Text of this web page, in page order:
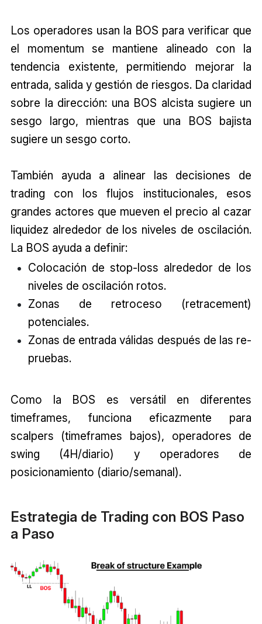
Los operadores usan la BOS para verificar que
el momentum se mantiene alineado con la
tendencia existente, permitiendo mejorar la
entrada, salida y gestión de riesgos. Da claridad
sobre la dirección: una BOS alcista sugiere un
sesgo largo, mientras que una BOS bajista
sugiere un sesgo corto.
También ayuda a alinear las decisiones de
trading con los flujos institucionales, esos
grandes actores que mueven el precio al cazar
liquidez alrededor de los niveles de oscilación.
La BOS ayuda a definir:
Colocación de stop-loss alrededor de los
niveles de oscilación rotos.
Zonas de retroceso (retracement)
potenciales.
Zonas de entrada válidas después de las re-
pruebas.
Como la BOS es versátil en diferentes
timeframes, funciona eficazmente para
scalpers (timeframes bajos), operadores de
swing (4H/diario) y operadores de
posicionamiento (diario/semanal).
Estrategia de Trading con BOS Paso
a Paso